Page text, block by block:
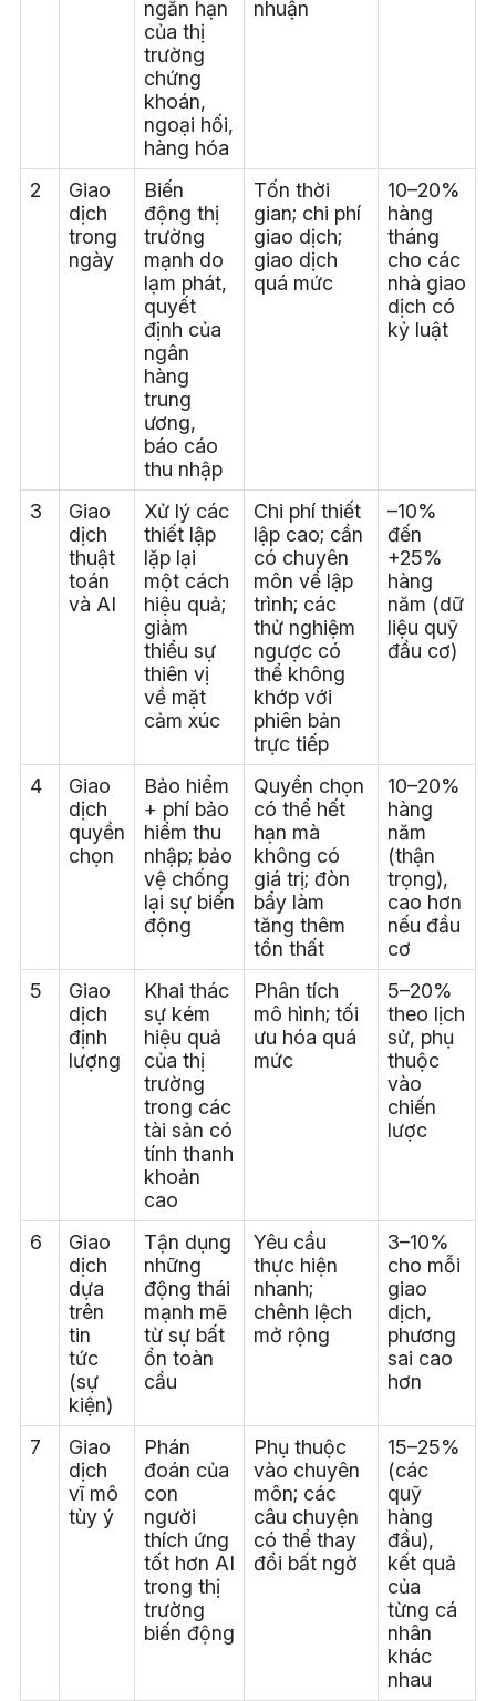
ngắn hạn
của thị
trường
chứng
khoán,
ngoại hối,
hàng hóa
nhuận
2
Giao
dịch
trong
ngày
Biến
động thị
trường
mạnh do
lạm phát,
quyết
định của
ngân
hàng
trung
ương,
báo cáo
thu nhập
Tốn thời
gian; chi phí
giao dịch;
giao dịch
quá mức
10–20%
hàng
tháng
cho các
nhà giao
dịch có
kỷ luật
3
Giao
dịch
thuật
toán
và AI
Xử lý các
thiết lập
lặp lại
một cách
hiệu quả;
giảm
thiểu sự
thiên vị
về mặt
cảm xúc
Chi phí thiết
lập cao; cần
có chuyên
môn về lập
trình; các
thử nghiệm
ngược có
thể không
khớp với
phiên bản
trực tiếp
–10%
đến
+25%
hàng
năm (dữ
liệu quỹ
đầu cơ)
4
Giao
dịch
quyền
chọn
Bảo hiểm
+ phí bảo
hiểm thu
nhập; bảo
vệ chống
lại sự biến
động
Quyền chọn
có thể hết
hạn mà
không có
giá trị; đòn
bẩy làm
tăng thêm
tổn thất
10–20%
hàng
năm
(thận
trọng),
cao hơn
nếu đầu
cơ
5
Giao
dịch
định
lượng
Khai thác
sự kém
hiệu quả
của thị
trường
trong các
tài sản có
tính thanh
khoản
cao
Phân tích
mô hình; tối
ưu hóa quá
mức
5–20%
theo lịch
sử, phụ
thuộc
vào
chiến
lược
6
Giao
dịch
dựa
trên
tin
tức
(sự
kiện)
Tận dụng
những
động thái
mạnh mẽ
từ sự bất
ổn toàn
cầu
Yêu cầu
thực hiện
nhanh;
chênh lệch
mở rộng
3–10%
cho mỗi
giao
dịch,
phương
sai cao
hơn
7
Giao
dịch
vĩ mô
tùy ý
Phán
đoán của
con
người
thích ứng
tốt hơn AI
trong thị
trường
biến động
Phụ thuộc
vào chuyên
môn; các
câu chuyện
có thể thay
đổi bất ngờ
15–25%
(các
quỹ
hàng
đầu),
kết quả
của
từng cá
nhân
khác
nhau